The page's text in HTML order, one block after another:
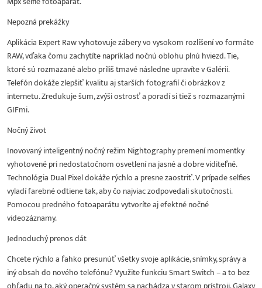
Nepozná prekážky
Aplikácia Expert Raw vyhotovuje zábery vo vysokom rozlíšení vo formáte
RAW, vďaka čomu zachytíte napríklad nočnú oblohu plnú hviezd. Tie,
ktoré sú rozmazané alebo príliš tmavé následne upravíte v Galérii.
Telefón dokáže zlepšiť kvalitu aj starších fotografií či obrázkov z
internetu. Zredukuje šum, zvýši ostrosť a poradí si tiež s rozmazanými
GIFmi.
Nočný život
Inovovaný inteligentný nočný režim Nightography premení momentky
vyhotovené pri nedostatočnom osvetlení na jasné a dobre viditeľné.
Technológia Dual Pixel dokáže rýchlo a presne zaostriť. V prípade selfies
vyladí farebné odtiene tak, aby čo najviac zodpovedali skutočnosti.
Pomocou predného fotoaparátu vytvoríte aj efektné nočné
videozáznamy.
Jednoduchý prenos dát
Chcete rýchlo a ľahko presunúť všetky svoje aplikácie, snímky, správy a
iný obsah do nového telefónu? Využite funkciu Smart Switch – a to bez